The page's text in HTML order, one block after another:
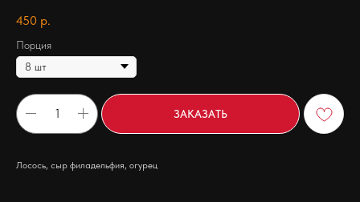
450 р.
Порция
ЗАКАЗАТЬ
Лосось, сыр филадельфия, огурец